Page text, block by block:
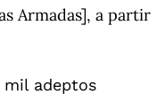
Armadas], a partir
mil adeptos